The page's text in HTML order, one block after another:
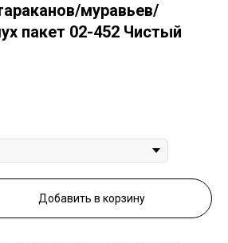
муравьев/
пакет 02-452 Чистый
Добавить в корзину